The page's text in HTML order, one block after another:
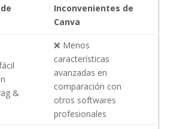
Inconvenientes de
Canva
&
❌ Menos
características
avanzadas en
comparación con
otros softwares
profesionales